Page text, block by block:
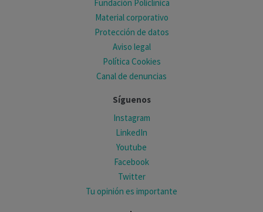
Fundación Policlínica
Material corporativo
Protección de datos
Aviso legal
Política Cookies
Canal de denuncias
Síguenos
Instagram
LinkedIn
Youtube
Facebook
Twitter
Tu opinión es importante